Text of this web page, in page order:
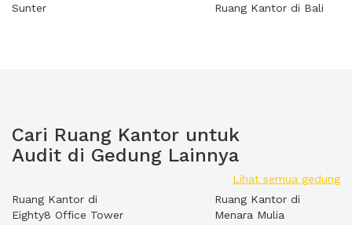
Sunter
Ruang Kantor di Bali
Cari Ruang Kantor untuk
Audit di Gedung Lainnya
Lihat semua gedung
Ruang Kantor di
Eighty8 Office Tower
Ruang Kantor di
Menara Mulia